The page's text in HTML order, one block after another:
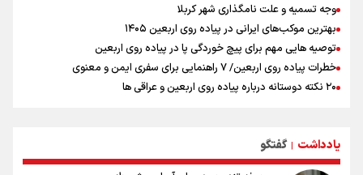
وجه تسمیه و علت نامگذاری شهر کربلا
بهترین موکب‌های ایرانی در پیاده روی اربعین ۱۴۰۵
توصیه هایی مهم برای پیچ خوردگی پا در پیاده روی اربعین
خطرات پیاده روی اربعین/ ۷ راهنمایی برای سفری ایمن و معنوی
۲۰ نکته دوستانه درباره پیاده روی اربعین و عراقی ها
توصیه های کاربردی برای زائران در پیاده روی اربعین
یادداشت | گفتگو